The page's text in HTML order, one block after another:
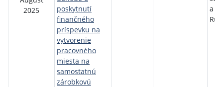
2025
poskytnutí
finančného
príspevku na
vytvorenie
pracovného
miesta na
samostatnú
zárobkovú
a